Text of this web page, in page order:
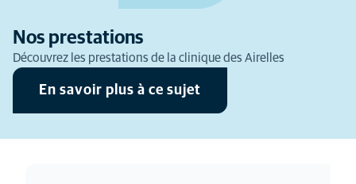
Nos prestations
Découvrez les prestations de la clinique des Airelles
En savoir plus à ce sujet